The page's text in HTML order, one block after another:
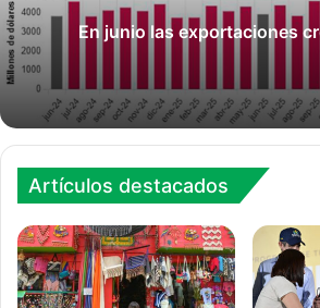
En junio las exportaciones
Artículos destacados